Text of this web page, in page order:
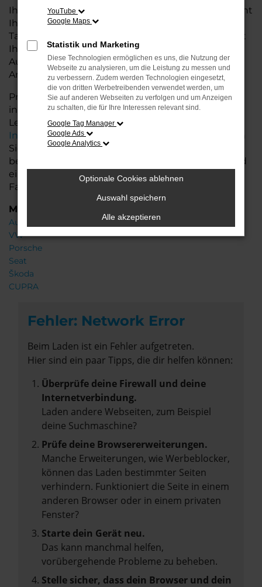
Ihr VW Autohaus in der Nähe von Nordenham steht
Ihnen mit einer breiten Auswahl an
Tageszulassungen zur Verfügung. Unser Team hilft
Ihnen, den Taigo in der passenden
Ausstattungsvariante zu finden, der Ihre
Anforderungen und Wünsche erfüllt.
Profitieren Sie von zusätzlichen Services wie
individuellen Finanzierungs- und
Leasingangeboten, sowie der bequemen
InzahlungnahmeIhres alten Fahrzeugs. Besuchen
Sie uns und lassen Sie sich von unseren Experten
beraten. Wir bieten Ihnen eine große Auswahl und
eine persönliche Beratung, damit Sie das perfekte
Fahrzeug für Ihre Bedürfnisse finden.
Marken
Audi
VW
Porsche
Seat
Škoda
CUPRA
Fehler: Network Error
Beim Laden ist ein Fehler aufgetreten.
Hier sind ein paar Tipps, die dir helfen können:
Überprüfe deine Firewall und deine
Internetverbindung.
Laden andere Webseiten, zum Beispiel
deine Suchmaschine?
Prüfe deine Browsererweiterungen.
Manche Erweiterungen, wie Werbeblocker,
können das Laden bestimmter Seiten
verhindern. Funktioniert die Seite in einem
anderen Browser oder in einem privaten
Fenster?
Starte dein Gerät neu.
Das kann manchmal helfen,
vorübergehende Probleme zu beheben.
Stelle sicher, dass dein Browser und dein
YouTube
Google Maps
Statistik und Marketing
Diese Technologien ermöglichen es uns, die Nutzung der
Webseite zu analysieren, um die Leistung zu messen und
zu verbessern. Zudem werden Technologien eingesetzt,
die von dritten Werbetreibenden verwendet werden, um
Sie auf anderen Webseiten zu verfolgen und um Anzeigen
zu schalten, die für Ihre Interessen relevant sind.
Google Tag Manager
Google Ads
Google Analytics
Optionale Cookies ablehnen
Auswahl speichern
Alle akzeptieren